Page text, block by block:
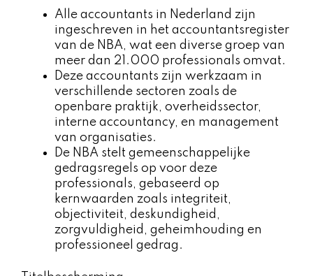
Alle accountants in Nederland zijn
ingeschreven in het accountantsregister
van de NBA, wat een diverse groep van
meer dan 21.000 professionals omvat.
Deze accountants zijn werkzaam in
verschillende sectoren zoals de
openbare praktijk, overheidssector,
interne accountancy, en management
van organisaties.
De NBA stelt gemeenschappelijke
gedragsregels op voor deze
professionals, gebaseerd op
kernwaarden zoals integriteit,
objectiviteit, deskundigheid,
zorgvuldigheid, geheimhouding en
professioneel gedrag.